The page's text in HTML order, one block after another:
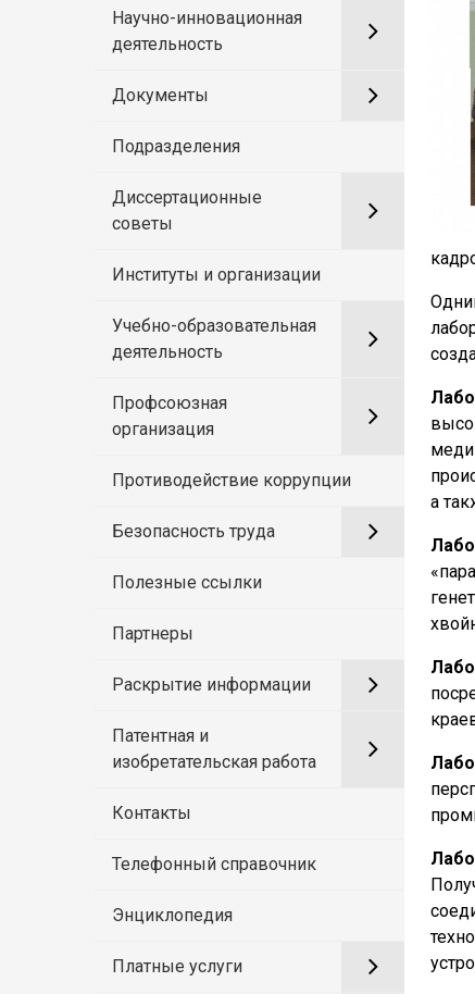
Научно-инновационная
деятельность
Документы
Подразделения
Диссертационные
советы
Институты и организации
Учебно-образовательная
деятельность
Профсоюзная
организация
Противодействие коррупции
Безопасность труда
Полезные ссылки
Партнеры
Раскрытие информации
Патентная и
изобретательская работа
Контакты
Телефонный справочник
Энциклопедия
Платные услуги
а